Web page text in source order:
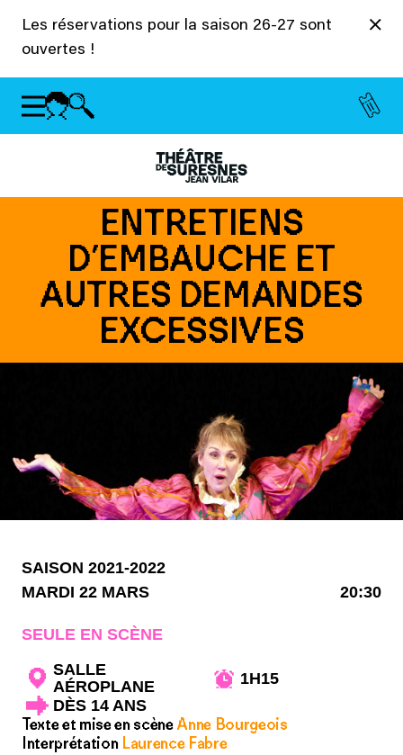
Les réservations pour la saison 26-27 sont
ouvertes !
ENTRETIENS
D’EMBAUCHE ET
AUTRES DEMANDES
EXCESSIVES
SAISON 2021-2022
MARDI 22 MARS
20:30
SEULE EN SCÈNE
SALLE
AÉROPLANE
1H15
DÈS 14 ANS
Texte et mise en scène Anne Bourgeois
Interprétation Laurence Fabre